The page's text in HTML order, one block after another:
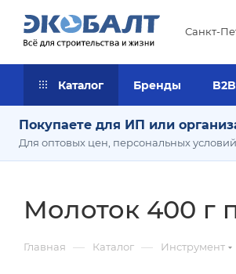
Санкт-
Каталог Бренды
Покупаете для ИП или
Для оптовых цен, персональных
Молоток 400 г
Главная — Каталог — Инструмент